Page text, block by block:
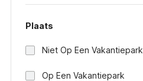
Plaats
Niet Op Een Vakantiepark
Op Een Vakantiepark